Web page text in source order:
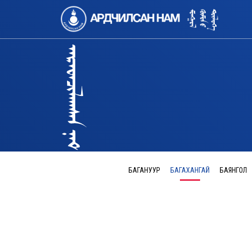
БАГАНУУР БАГАХАНГАЙ БАЯНГОЛ